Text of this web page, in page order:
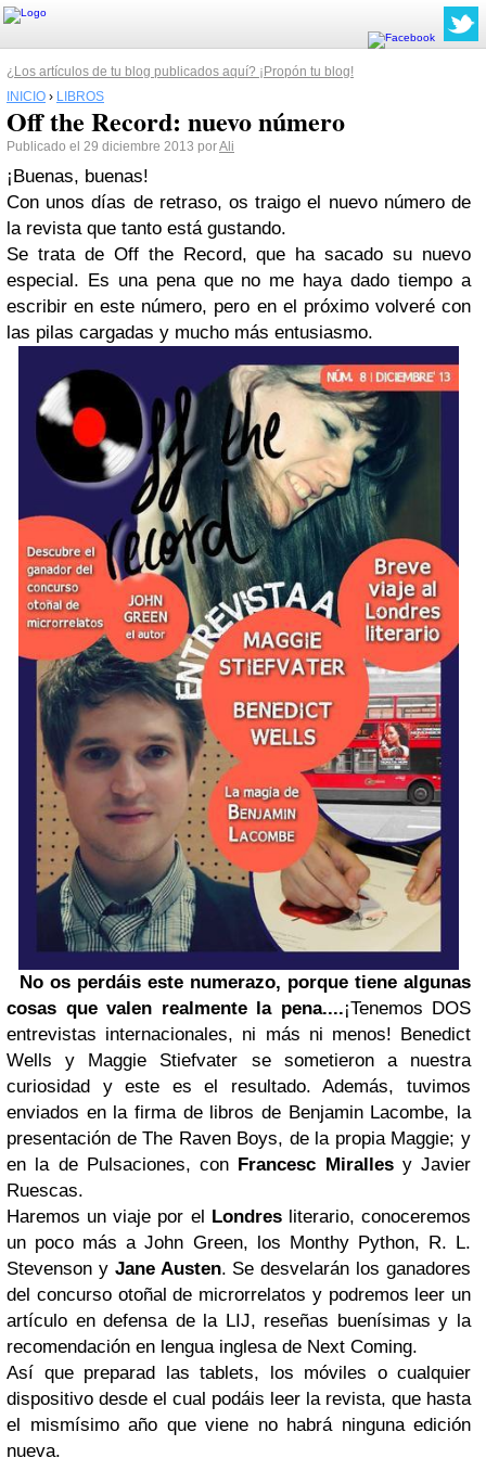
¿Los artículos de tu blog publicados aquí? ¡Propón tu blog!
INICIO › LIBROS
Off the Record: nuevo número
Publicado el 29 diciembre 2013 porAli
¡Buenas, buenas!
Con unos días de retraso, os traigo el nuevo número de
la revista que tanto está gustando.
Se trata de Off the Record, que ha sacado su nuevo
especial. Es una pena que no me haya dado tiempo a
escribir en este número, pero en el próximo volveré con
las pilas cargadas y mucho más entusiasmo.
No os perdáis este numerazo, porque tiene algunas
cosas que valen realmente la pena....¡Tenemos DOS
entrevistas internacionales, ni más ni menos! Benedict
Wells y Maggie Stiefvater se sometieron a nuestra
curiosidad y este es el resultado. Además, tuvimos
enviados en la firma de libros de Benjamin Lacombe, la
presentación de The Raven Boys, de la propia Maggie; y
en la de Pulsaciones, con Francesc Mirallesy Javier
Ruescas.
Haremos un viaje por el Londresliterario, conoceremos
un poco más a John Green, los Monthy Python, R. L.
Stevenson y Jane Austen. Se desvelarán los ganadores
del concurso otoñal de microrrelatos y podremos leer un
artículo en defensa de la LIJ, reseñas buenísimas y la
recomendación en lengua inglesa de Next Coming.
Así que preparad las tablets, los móviles o cualquier
dispositivo desde el cual podáis leer la revista, que hasta
el mismísimo año que viene no habrá ninguna edición
nueva.